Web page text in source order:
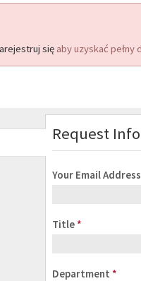
się aby uzyskać pełny
Request
Your Email Address
Title *
Department *